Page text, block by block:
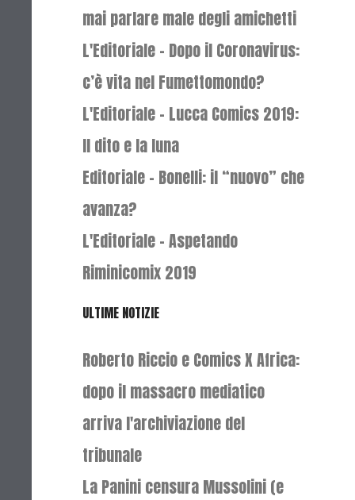
mai parlare male degli amichetti
L'Editoriale - Dopo il Coronavirus:
c’è vita nel Fumettomondo?
L'Editoriale - Lucca Comics 2019:
Il dito e la luna
Editoriale - Bonelli: il “nuovo” che
avanza?
L'Editoriale - Aspetando
Riminicomix 2019
ULTIME NOTIZIE
Roberto Riccio e Comics X Africa:
dopo il massacro mediatico
arriva l'archiviazione del
tribunale
La Panini censura Mussolini (e